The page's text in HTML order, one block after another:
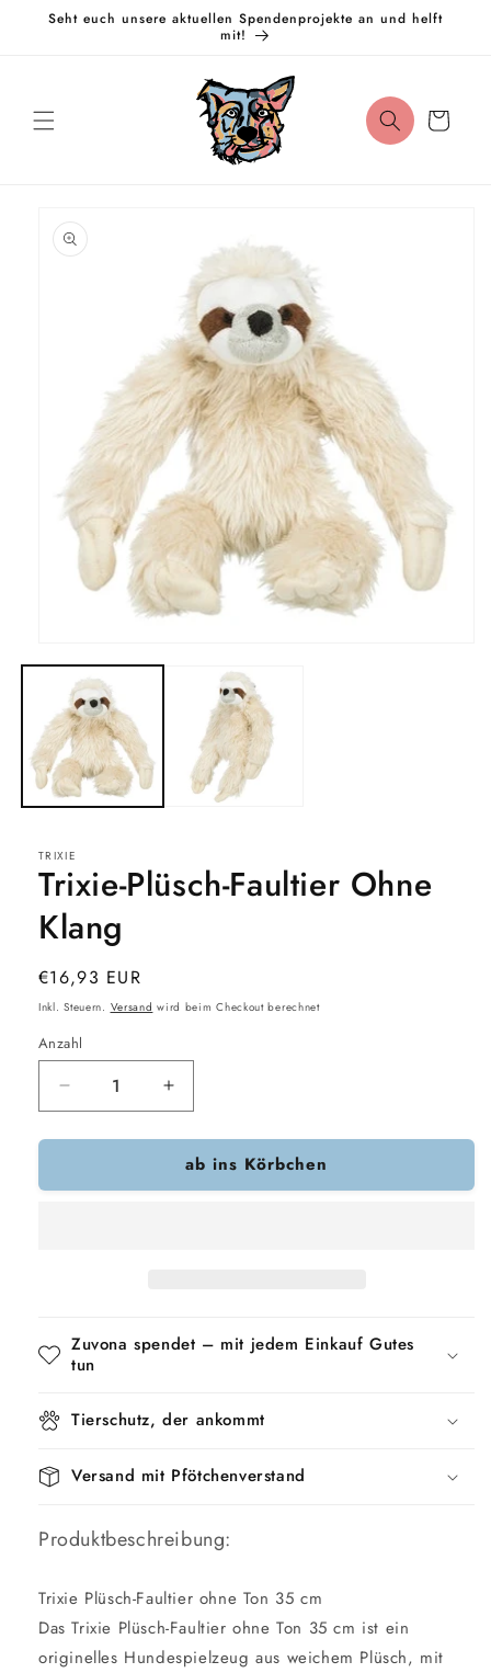
zum
Seht euch unsere aktuellen Spendenprojekte an und helft
mit!
Warenkorb
1
Modal
öffnen
TRIXIE
Trixie-Plüsch-Faultier Ohne
Klang
Normaler
Preis
€16,93 EUR
Inkl. Steuern. Versand wird beim Checkout berechnet
Anzahl
Verringere
die
Menge
Trixie-
Erhöhe
die
Menge
für
Trixie-
ab ins Körbchen
Zuvona spendet – mit jedem Einkauf Gutes
tun
Tierschutz, der ankommt
Versand mit Pfötchenverstand
Produktbeschreibung:
Trixie Plüsch-Faultier ohne Ton 35 cm
Das Trixie Plüsch-Faultier ohne Ton 35 cm ist ein
originelles Hundespielzeug aus weichem Plüsch, mit